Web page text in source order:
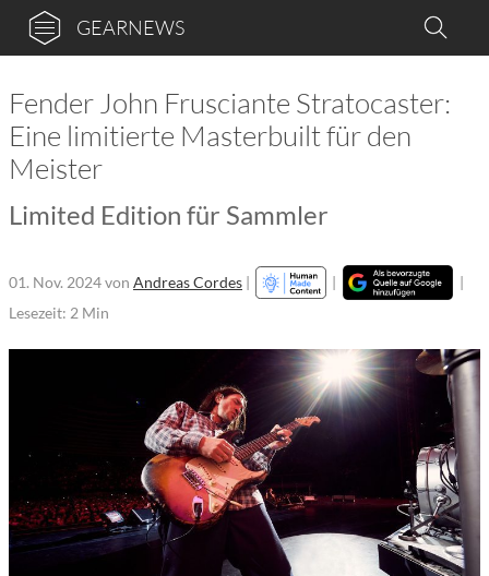
GEARNEWS
Fender John Frusciante Stratocaster:
Eine limitierte Masterbuilt für den
Meister
Limited Edition für Sammler
01. Nov. 2024von Andreas Cordes | |
|
Lesezeit: 2 Min